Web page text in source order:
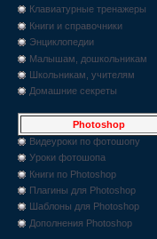
Клавиатурные тренажеры
Книги и справочники
Энциклопедии
Малышам, дошкольникам
Школьникам, учителям
Домашние секреты
Photoshop
Видеуроки по фотошопу
Уроки фотошопа
Книги по Photoshop
Плагины для Photoshop
Шаблоны для Photoshop
Дополнения Photoshop